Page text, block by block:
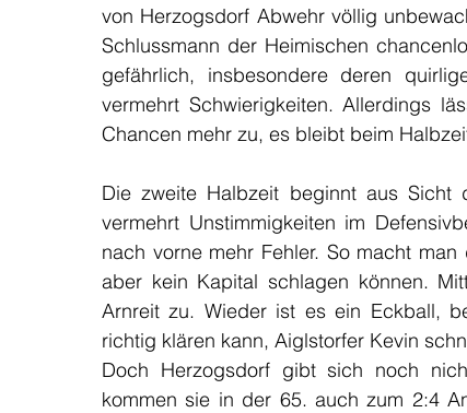
von Herzogsdorf Abwehr völlig
Schlussmann der Heimischen
gefährlich, insbesondere deren
vermehrt Schwierigkeiten. Allerdings
Chancen mehr zu, es bleibt beim
Die zweite Halbzeit beginnt aus
vermehrt Unstimmigkeiten im
nach vorne mehr Fehler. So macht
aber kein Kapital schlagen können.
Arnreit zu. Wieder ist es ein Eckball,
richtig klären kann, Aiglstorfer Kevin
Doch Herzogsdorf gibt sich noch
kommen sie in der 65. auch zum 2:4